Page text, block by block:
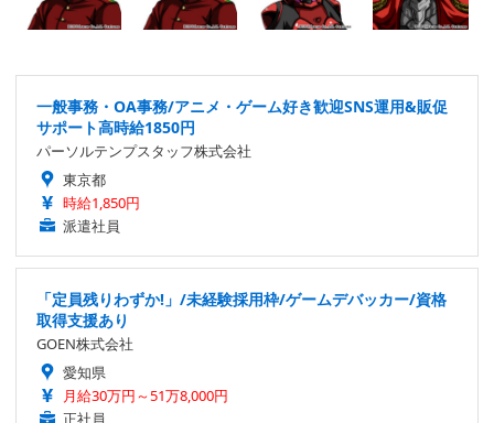
一般事務・OA事務/アニメ・ゲーム好き歓迎SNS運用&販促
サポート高時給1850円
パーソルテンプスタッフ株式会社
東京都
時給1,850円
派遣社員
「定員残りわずか!」/未経験採用枠/ゲームデバッカー/資格
取得支援あり
GOEN株式会社
愛知県
月給30万円～51万8,000円
正社員